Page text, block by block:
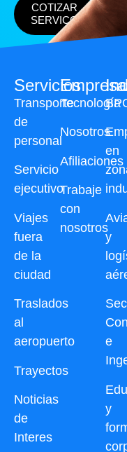
COTIZAR
SERVICO
Servicios
Transporte
de
personal
Servicio
ejecutivo
Viajes
fuera
de la
ciudad
Traslados
al
aeropuerto
Trayectos
Noticias
de
Interes
en
y
e
y
Empresa
Tecnología
Nosotros
Afiliaciones
Trabaje
con
nosotros